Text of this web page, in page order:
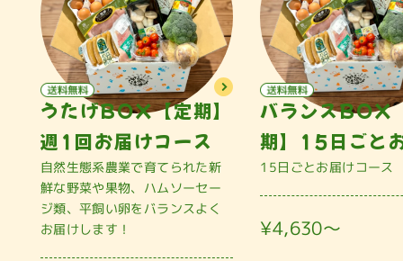
うたげBOX【定期】
週1回お届けコース
自然生態系農業で育てられた新
鮮な野菜や果物、ハムソーセー
ジ類、平飼い卵をバランスよく
お届けします！
バランスBOX
期】15日ごと
15日ごとお届けコース
¥4,630〜